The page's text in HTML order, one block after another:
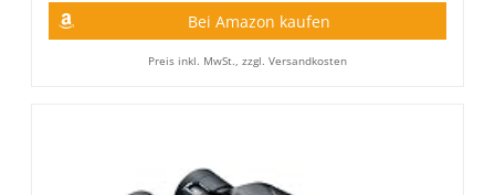
Bei Amazon kaufen
Preis inkl. MwSt., zzgl. Versandkosten